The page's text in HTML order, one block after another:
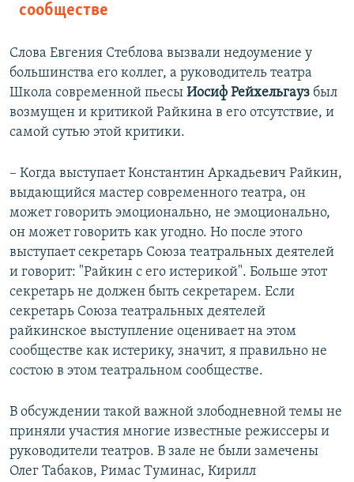
сообществе
Слова Евгения Стеблова вызвали недоумение у
большинства его коллег, а руководитель театра
Школа современной пьесы Иосиф Рейхельгауз был
возмущен и критикой Райкина в его отсутствие, и
самой сутью этой критики.
– Когда выступает Константин Аркадьевич Райкин,
выдающийся мастер современного театра, он
может говорить эмоционально, не эмоционально,
он может говорить как угодно. Но после этого
выступает секретарь Союза театральных деятелей
и говорит: "Райкин с его истерикой". Больше этот
секретарь не должен быть секретарем. Если
секретарь Союза театральных деятелей
райкинское выступление оценивает на этом
сообществе как истерику, значит, я правильно не
состою в этом театральном сообществе.
В обсуждении такой важной злободневной темы не
приняли участия многие известные режиссеры и
руководители театров. В зале не были замечены
Олег Табаков, Римас Туминас, Кирилл